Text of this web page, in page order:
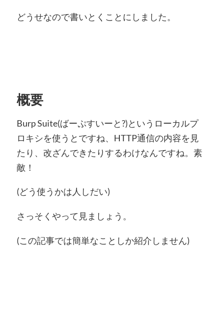
どうせなので書いとくことにしました。
概要
Burp Suite(ばーぷすいーと?)というローカルプ
ロキシを使うとですね、HTTP通信の内容を見
たり、改ざんできたりするわけなんですね。素
敵！
(どう使うかは人しだい)
さっそくやって見ましょう。
(この記事では簡単なことしか紹介しません)